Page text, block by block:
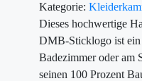
Kategorie:
Dieses hochwertige
DMB-Sticklogo ist ein
Badezimmer oder am
seinen 100 Prozent